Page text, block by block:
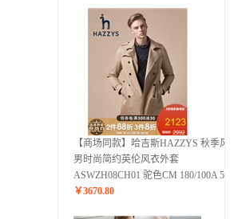
【商场同款】哈吉斯HAZZYS 秋季风衣
男时尚简约英伦风衣外套
ASWZH08CH01 驼色CM 180/100A 50
￥3670.80